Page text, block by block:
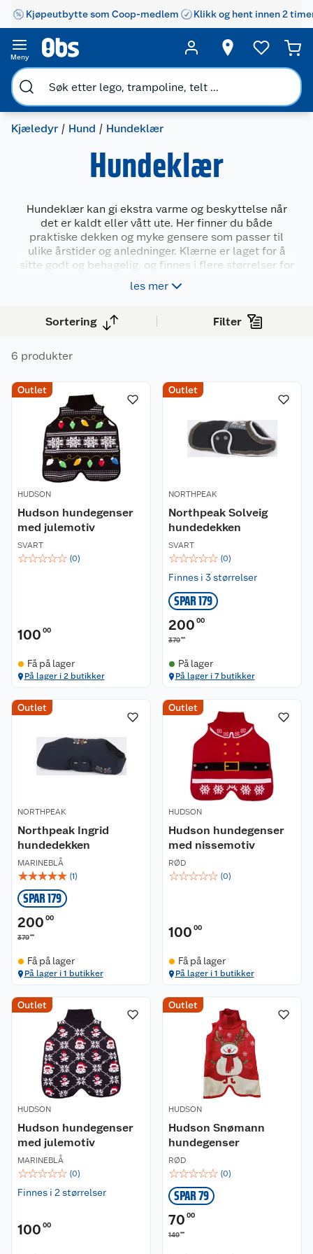
Kjøpeutbytte som Coop-medlem Klikk og hent innen 2
Meny
Kjæledyr Hund Hundeklær
Hundeklær
Hundeklær kan gi ekstra varme og beskyttelse når
det er kaldt eller vått ute. Her finner du både
praktiske dekken og myke gensere som passer til
ulike årstider og anledninger. Klærne er laget for å
sitte godt og behagelig, og finnes i flere størrelser for
små og store hunder. Velg blant modeller til
hverdagsbruk eller med morsomme motiv til høytider.
les mer
Sortering Filter
6 produkter
Outlet
HUDSON
Hudson hundegenser
med julemotiv
SVART
☆☆☆☆☆ (0)
100 00
Få på lager
På lager i 2 butikker
Outlet
NORTHPEAK
Northpeak Solveig
hundedekken
SVART
☆☆☆☆☆ (0)
Finnes i 3 størrelser
SPAR 179
200 00
37900
På lager
På lager i 7 butikker
Outlet
NORTHPEAK
Northpeak Ingrid
hundedekken
MARINEBLÅ
☆☆☆☆☆ (1)
SPAR 179
200 00
37900
Få på lager
På lager i 1 butikker
Outlet
HUDSON
Hudson hundegenser
med nissemotiv
RØD
☆☆☆☆☆ (0)
100 00
Få på lager
På lager i 1 butikker
Outlet
HUDSON
Hudson hundegenser
med julemotiv
MARINEBLÅ
☆☆☆☆☆ (0)
Finnes i 2 størrelser
100 00
Outlet
HUDSON
Hudson Snømann
hundegenser
RØD
☆☆☆☆☆ (0)
SPAR 79
70 00
14900
Om oss
Nyheter
Våre butikker
Våre merkevarer
Coop kjeder
Ledige stillinger
Kundeservice
Kontakt oss
Angre- og returrett
Reklamasjon og garanti
Ofte stilte spørsmål
Betalingsalternativer
Leveringsalternativer
Åpent kjøp